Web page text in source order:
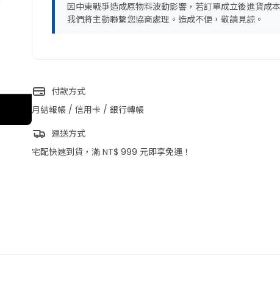
因中東戰爭造成原物料波動影響，若訂單成立後進貨成
我們將主動聯繫您協商處理。造成不便，敬請見諒。
付款方式
月結報帳 / 信用卡 / 銀行轉帳
運送方式
宅配快速到貨，滿 NT$ 999 元即享免運！